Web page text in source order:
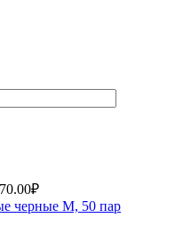
₽
черные M, 50 пар